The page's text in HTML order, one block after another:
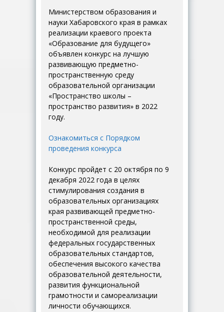
Министерством образования и
науки Хабаровского края в рамках
реализации краевого проекта
«Образование для будущего»
объявлен конкурс на лучшую
развивающую предметно-
пространственную среду
образовательной организации
«Пространство школы –
пространство развития» в 2022
году.
Ознакомиться с Порядком
проведения конкурса
Конкурс пройдет с 20 октября по 9
декабря 2022 года в целях
стимулирования создания в
образовательных организациях
края развивающей предметно-
пространственной среды,
необходимой для реализации
федеральных государственных
образовательных стандартов,
обеспечения высокого качества
образовательной деятельности,
развития функциональной
грамотности и самореализации
личности обучающихся.